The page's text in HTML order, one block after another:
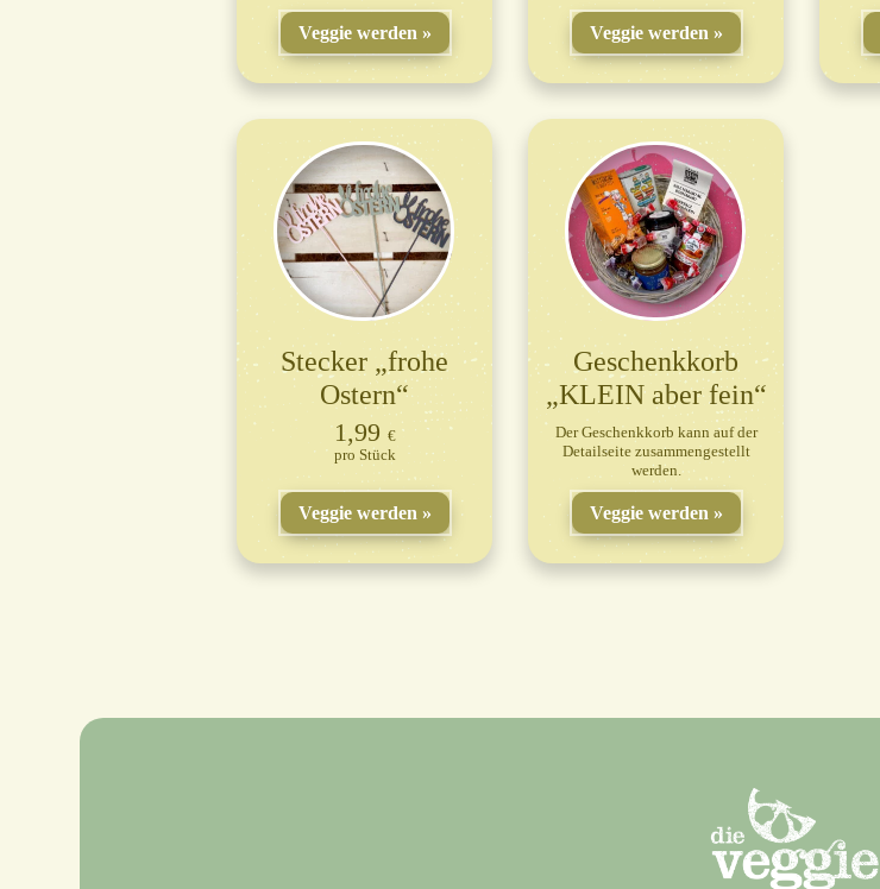
Veggie werden Veggie werden
Stecker „frohe
Ostern“
1,99 €
Stück
Veggie werden
Geschenkkorb
„KLEIN aber fein“
Der Geschenkkorb kann auf der
Detailseite zusammengestellt
werden.
Veggie werden